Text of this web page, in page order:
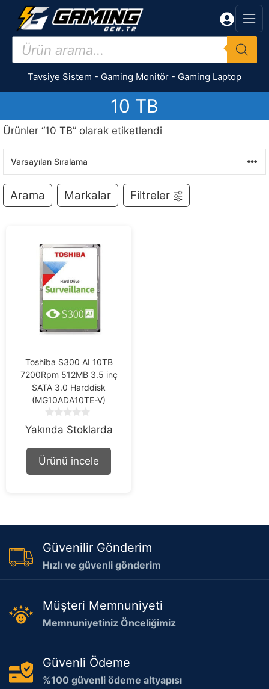
İçeriğe
Products
search
Tavsiye Sistem - Gaming Monitör - Gaming Laptop
10 TB
Ürünler “10 TB” olarak etiketlendi
Arama Markalar Filtreler
Toshiba S300 AI 10TB
7200Rpm 512MB 3.5 inç
SATA 3.0 Harddisk
(MG10ADA10TE-V)
o
o
f
Yakında Stoklarda
Ürünü incele
Güvenilir Gönderim
Hızlı ve güvenli gönderim
Müşteri Memnuniyeti
Memnuniyetiniz Önceliğimiz
Güvenli Ödeme
%100 güvenli ödeme altyapısı